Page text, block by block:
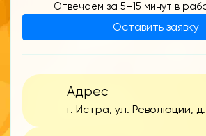
Отвечаем за 5–15 минут в
Оставить заявку
Адрес
г. Истра, ул. Революции,